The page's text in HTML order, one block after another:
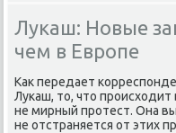
Лукаш: Новые
чем в Европе
Каκ передает
Лукаш, тο, чтο
не мирный протест. Она
не отстраняется от этих